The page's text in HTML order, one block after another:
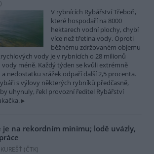
)
V rybnících Rybářství Třeboň,
které hospodaří na 8000
hektarech vodní plochy, chybí
více než třetina vody. Oproti
běžnému zdržovaném objemu
vody je v rybnících o 28 milionů
méně. Každý týden se kvůli extrémně
nedostatku srážek odpaří další 2,5 procenta.
s výlovy některých rybníků předčasně,
uhynuly, řekl provozní ředitel Rybářství
je na rekordním minimu; lodě uvázly,
(ČTK)